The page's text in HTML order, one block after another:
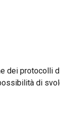
dei protocolli
di